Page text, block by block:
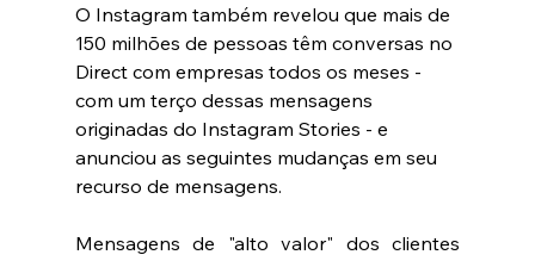
O Instagram também revelou que mais de
150 milhões de pessoas têm conversas no
Direct com empresas todos os meses -
com um terço dessas mensagens
originadas do Instagram Stories - e
anunciou as seguintes mudanças em seu
recurso de mensagens.
Mensagens de "alto valor" dos clientes